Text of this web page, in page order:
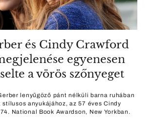
és Cindy Crawford
egyenesen
a vörös szőnyeget
lenyűgöző pánt nélküli barna ruhában
anyukájához, az 57 éves Cindy
National Book Awardson, New Yorkban.